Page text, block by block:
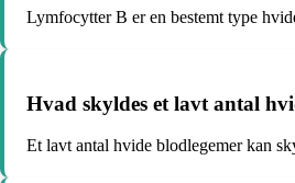
Lymfocytter B er en bestemt type
Hvad skyldes et lavt antal
Et lavt antal hvide blodlegemer kan